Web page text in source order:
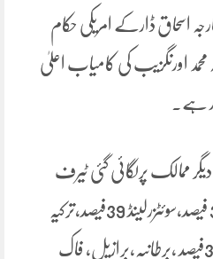
اسحاق ڈارکے امریکی حکام
محمد اورنگزیب کی کامیاب اعلیٰ
ہے۔
ممالک پرلگائی گئی ٹیرف
شرحوں میں جنوبی افریقا پر 30 فیصد،سوئٹزرلینڈ 39فیصد،ترکیہ
اور اسرائیل 15فیصد،کینیڈا 35فیصد ،برطانیہ،برازیل، فاک